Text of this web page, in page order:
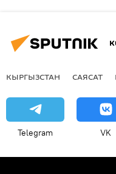
КЫРГЫЗСТАН САЯСАТ
Telegram VK